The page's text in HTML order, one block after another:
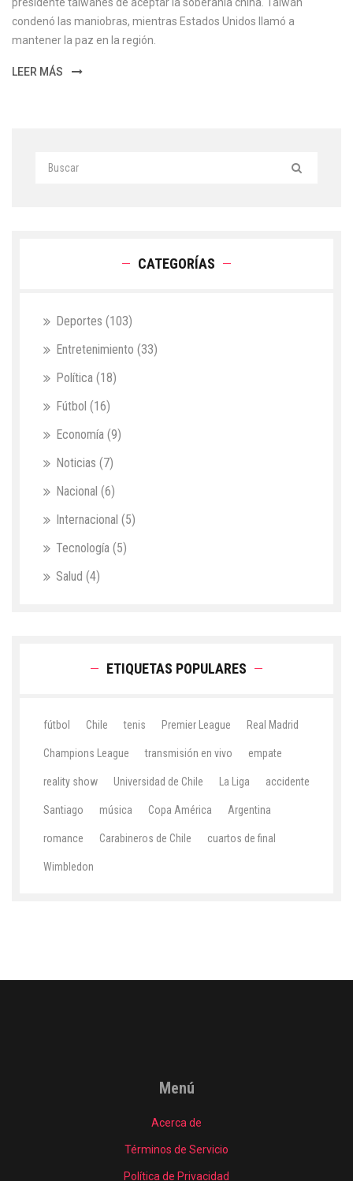
condenó las maniobras, mientras Estados Unidos llamó a
mantener la paz en la región.
LEER MÁS
CATEGORÍAS
Deportes (103)
Entretenimiento (33)
Política (18)
Fútbol (16)
Economía (9)
Noticias (7)
Nacional (6)
Internacional (5)
Tecnología (5)
Salud (4)
ETIQUETAS POPULARES
fútbol Chile tenis Premier League Real Madrid
Champions League transmisión en vivo empate
reality show Universidad de Chile La Liga accidente
Santiago música Copa América Argentina
romance Carabineros de Chile cuartos de final
Wimbledon
Menú
Acerca de
Términos de Servicio
Política de Privacidad